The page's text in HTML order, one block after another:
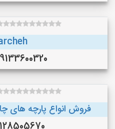
09133600320
فروش انواع پارچه های